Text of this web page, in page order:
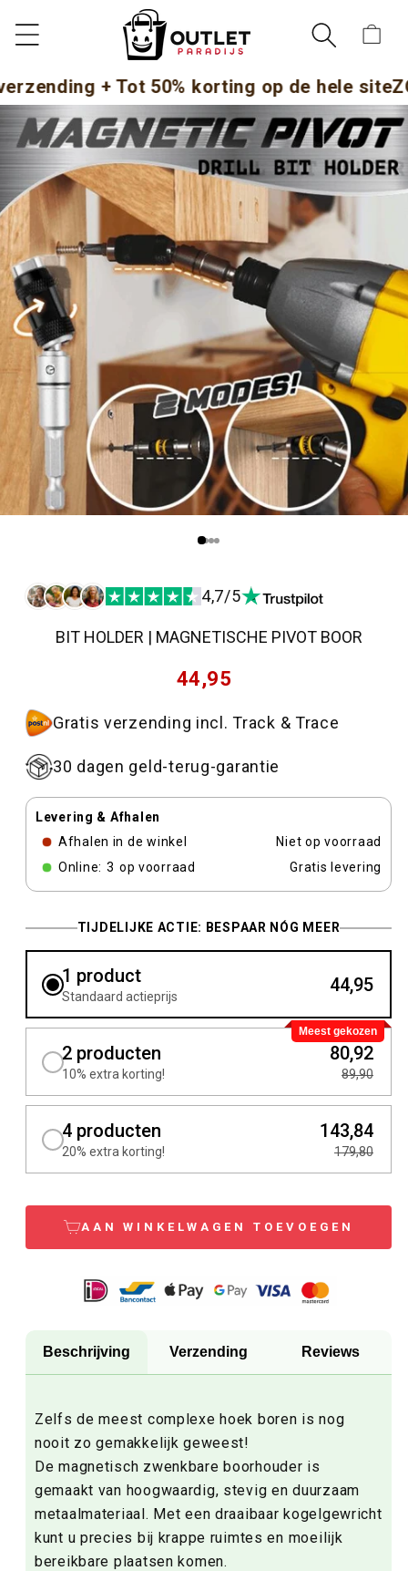
NAAR DE
CONTENT
+ Tot 50% korting op de hele site
NAAR
4,7/5
BIT HOLDER | MAGNETISCHE PIVOT BOOR
Normale
44,95
Gratis verzending incl. Track & Trace
30 dagen geld-terug-garantie
Levering & Afhalen
Afhalen in de winkel
Niet op voorraad
Online: 3 op voorraad Gratis levering
TIJDELIJKE ACTIE: BESPAAR NÓG MEER
1 product
Standaard actieprijs
44,95
Meest gekozen
2 producten
10% extra korting!
80,92
89,90
4 producten
20% extra korting!
143,84
179,80
AAN WINKELWAGEN TOEVOEGEN
Beschrijving Verzending Reviews
Zelfs de meest complexe hoek boren is nog
nooit zo gemakkelijk geweest!
De magnetisch zwenkbare boorhouder is
gemaakt van hoogwaardig, stevig en duurzaam
metaalmateriaal. Met een draaibaar kogelgewricht
kunt u precies bij krappe ruimtes en moeilijk
bereikbare plaatsen komen.